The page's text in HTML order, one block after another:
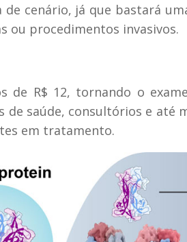
cenário, já que bastará
ou procedimentos invasivos.
de R$ 12, tornando o
saúde, consultórios e até
em tratamento.